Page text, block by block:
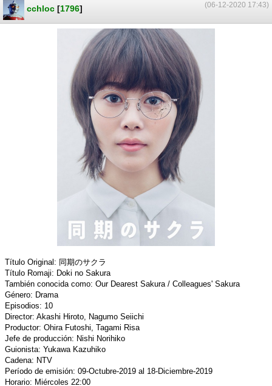
(06-12-2020 17:43)
cchloc [1796]
Título Original: 同期のサクラ
Título Romaji: Doki no Sakura
También conocida como: Our Dearest Sakura / Colleagues' Sakura
Género: Drama
Episodios: 10
Director: Akashi Hiroto, Nagumo Seiichi
Productor: Ohira Futoshi, Tagami Risa
Jefe de producción: Nishi Norihiko
Guionista: Yukawa Kazuhiko
Cadena: NTV
Período de emisión: 09-Octubre-2019 al 18-Diciembre-2019
Horario: Miércoles 22:00